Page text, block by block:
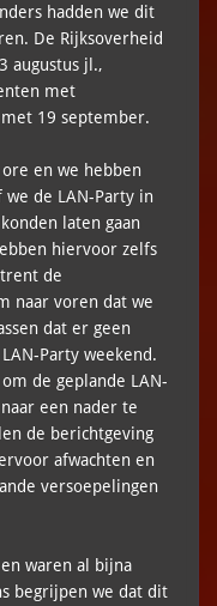
hadden we dit
De Rijksoverheid
augustus jl.,
met
19 september.
en we hebben
de LAN-Party in
laten gaan
hiervoor zelfs
de
naar voren dat we
dat er geen
Party weekend.
de geplande LAN-
een nader te
de berichtgeving
afwachten en
versoepelingen
waren al bijna
begrijpen we dat dit